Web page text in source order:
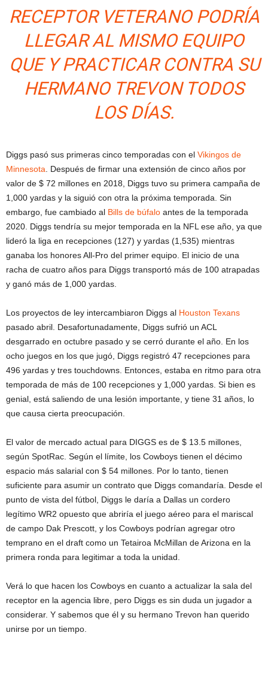
RECEPTOR VETERANO PODRÍA
LLEGAR AL MISMO EQUIPO
QUE Y PRACTICAR CONTRA SU
HERMANO TREVON TODOS
LOS DÍAS.
Diggs pasó sus primeras cinco temporadas con el Vikingos de
Minnesota. Después de firmar una extensión de cinco años por
valor de $ 72 millones en 2018, Diggs tuvo su primera campaña de
1,000 yardas y la siguió con otra la próxima temporada. Sin
embargo, fue cambiado al Bills de búfalo antes de la temporada
2020. Diggs tendría su mejor temporada en la NFL ese año, ya que
lideró la liga en recepciones (127) y yardas (1,535) mientras
ganaba los honores All-Pro del primer equipo. El inicio de una
racha de cuatro años para Diggs transportó más de 100 atrapadas
y ganó más de 1,000 yardas.
Los proyectos de ley intercambiaron Diggs al Houston Texans
pasado abril. Desafortunadamente, Diggs sufrió un ACL
desgarrado en octubre pasado y se cerró durante el año. En los
ocho juegos en los que jugó, Diggs registró 47 recepciones para
496 yardas y tres touchdowns. Entonces, estaba en ritmo para otra
temporada de más de 100 recepciones y 1,000 yardas. Si bien es
genial, está saliendo de una lesión importante, y tiene 31 años, lo
que causa cierta preocupación.
El valor de mercado actual para DIGGS es de $ 13.5 millones,
según SpotRac. Según el límite, los Cowboys tienen el décimo
espacio más salarial con $ 54 millones. Por lo tanto, tienen
suficiente para asumir un contrato que Diggs comandaría. Desde el
punto de vista del fútbol, ​​Diggs le daría a Dallas un cordero
legítimo WR2 opuesto que abriría el juego aéreo para el mariscal
de campo Dak Prescott, y los Cowboys podrían agregar otro
temprano en el draft como un Tetairoa McMillan de Arizona en la
primera ronda para legitimar a toda la unidad.
Verá lo que hacen los Cowboys en cuanto a actualizar la sala del
receptor en la agencia libre, pero Diggs es sin duda un jugador a
considerar. Y sabemos que él y su hermano Trevon han querido
unirse por un tiempo.